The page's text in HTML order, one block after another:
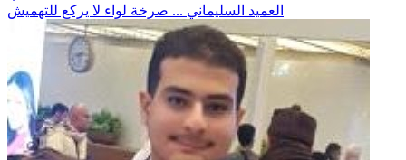
العميد السليماني ... صرخة لواء لا يركع للتهميش